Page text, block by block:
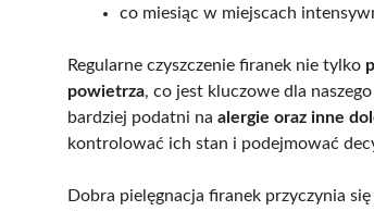
co miesiąc w miejscach
Regularne czyszczenie firanek nie tylko
powietrza, co jest kluczowe dla
bardziej podatni na alergie oraz inne
kontrolować ich stan i podejmować
Dobra pielęgnacja firanek przyczynia